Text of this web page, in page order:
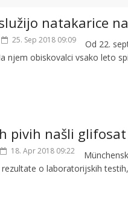
natakarice
25. Sep 2018 09:09
Od 22.
njem obiskovalci vsako leto
pivih našli glifosat
18. Apr 2018 09:22
o laboratorijskih